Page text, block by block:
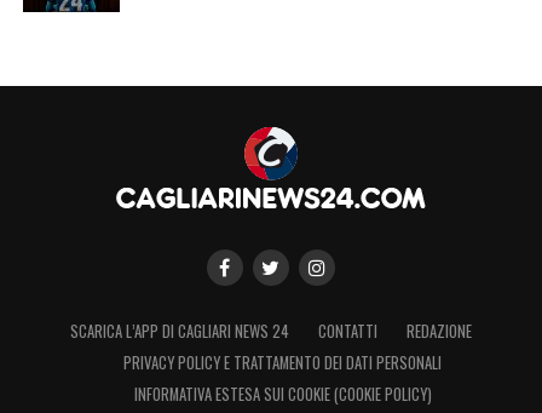
SCARICA L’APP DI CAGLIARI NEWS 24 CONTATTI
REDAZIONE
PRIVACY POLICY E TRATTAMENTO DEI DATI PERSONALI
INFORMATIVA ESTESA SUI COOKIE (COOKIE POLICY)